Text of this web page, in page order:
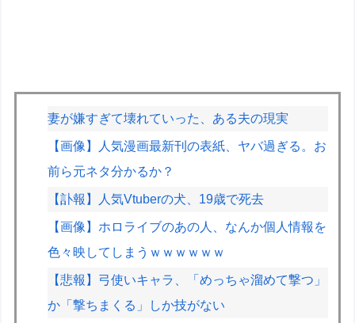
妻が嫌すぎて壊れていった、ある夫の現実
【画像】人気漫画最新刊の表紙、ヤバ過ぎる。お
前ら元ネタ分かるか？
【訃報】人気Vtuberの犬、19歳で死去
【画像】ホロライブのあの人、なんか個人情報を
色々映してしまうｗｗｗｗｗｗ
【悲報】弓使いキャラ、「めっちゃ溜めて撃つ」
か「撃ちまくる」しか技がない